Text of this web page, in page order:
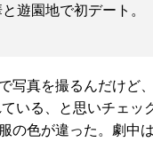
遊園地で初デート。
写真を撮るんだけど
いる、と思いチェッ
の色が違った。劇中